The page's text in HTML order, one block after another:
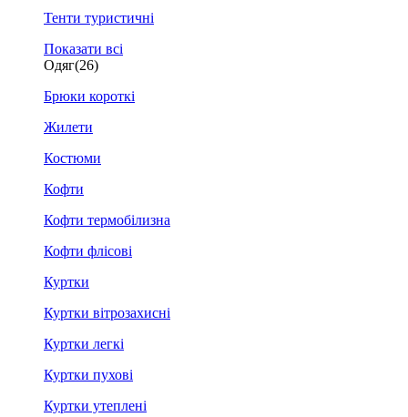
Тенти туристичні
Показати всі
Одяг(26)
Брюки короткі
Жилети
Костюми
Кофти
Кофти термобілизна
Кофти флісові
Куртки
Куртки вітрозахисні
Куртки легкі
Куртки пухові
Куртки утеплені